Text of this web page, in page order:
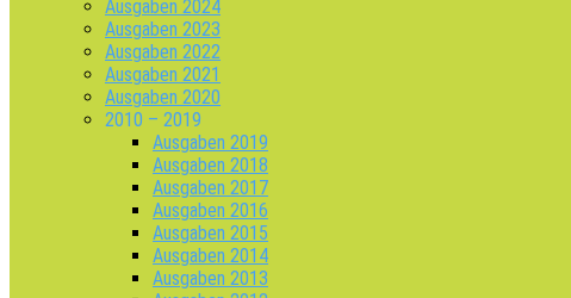
Ausgaben 2024
Ausgaben 2023
Ausgaben 2022
Ausgaben 2021
Ausgaben 2020
2010 – 2019
Ausgaben 2019
Ausgaben 2018
Ausgaben 2017
Ausgaben 2016
Ausgaben 2015
Ausgaben 2014
Ausgaben 2013